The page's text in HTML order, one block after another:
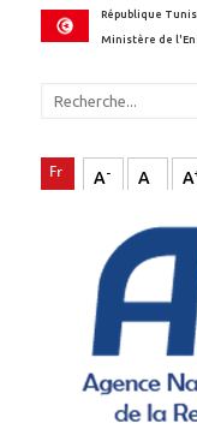
République
Ministère de
A- A A